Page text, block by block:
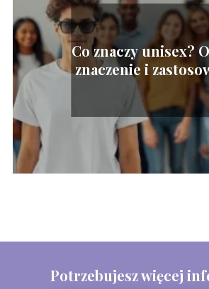
Co znaczy unisex?
znaczenie i
w modzie
Potrzebujesz więcej